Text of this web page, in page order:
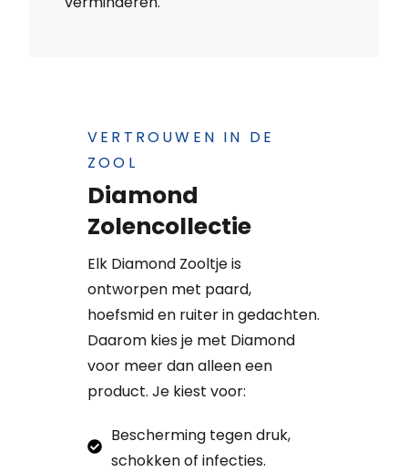
VERTROUWEN IN DE
ZOOL
Diamond
Zolencollectie
Elk Diamond Zooltje is
ontworpen met paard,
hoefsmid en ruiter in gedachten.
Daarom kies je met Diamond
voor meer dan alleen een
product. Je kiest voor:
Bescherming tegen druk,
schokken of infecties.